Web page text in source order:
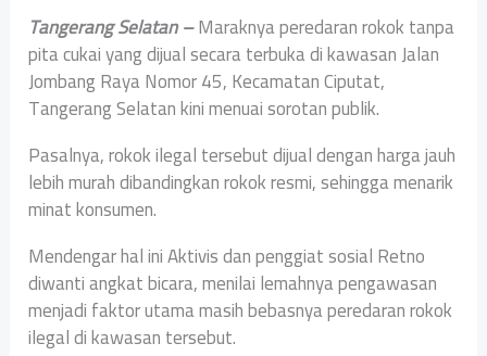
Tangerang Selatan –Maraknya peredaran rokok tanpa
pita cukai yang dijual secara terbuka di kawasan Jalan
Jombang Raya Nomor 45, Kecamatan Ciputat,
Tangerang Selatan kini menuai sorotan publik.
Pasalnya, rokok ilegal tersebut dijual dengan harga jauh
lebih murah dibandingkan rokok resmi, sehingga menarik
minat konsumen.
Mendengar hal ini Aktivis dan penggiat sosial Retno
diwanti angkat bicara, menilai lemahnya pengawasan
menjadi faktor utama masih bebasnya peredaran rokok
ilegal di kawasan tersebut.